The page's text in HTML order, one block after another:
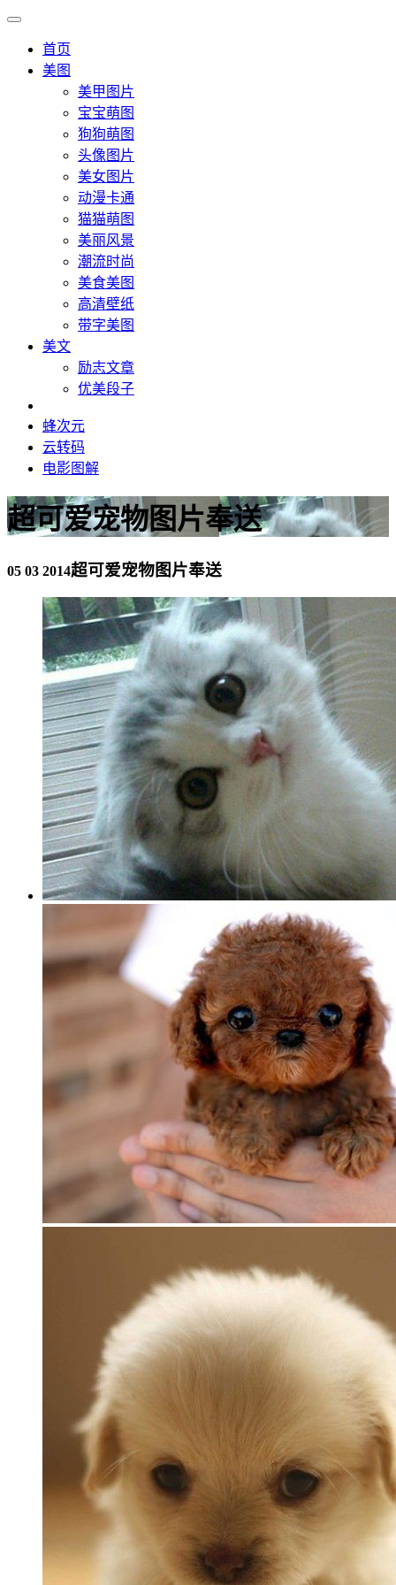
首页
美图
美甲图片
宝宝萌图
狗狗萌图
头像图片
美女图片
动漫卡通
猫猫萌图
美丽风景
潮流时尚
美食美图
高清壁纸
带字美图
美文
励志文章
优美段子
蜂次元
云转码
电影图解
超可爱宠物图片奉送
05 03 2014超可爱宠物图片奉送